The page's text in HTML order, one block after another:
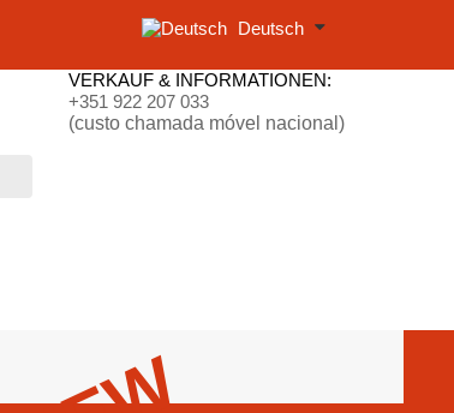
Deutsch
VERKAUF & INFORMATIONEN:
+351 922 207 033
(custo chamada móvel nacional)